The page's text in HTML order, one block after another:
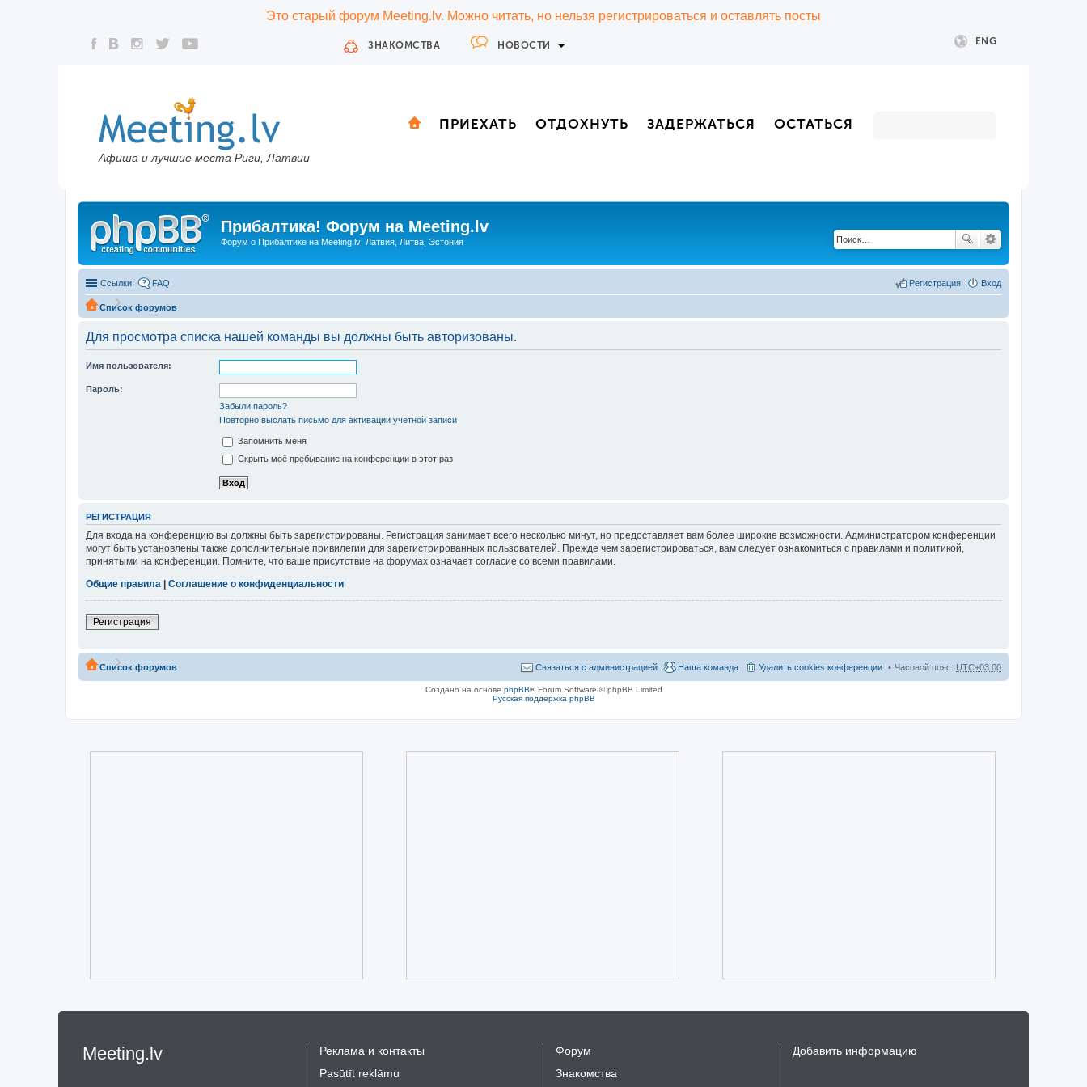
Это старый форум Meeting.lv. Можно читать, но нельзя регистрироваться и оставлять посты
ЗНАКОМСТВА НОВОСТИ ENG
Афиша и лучшие места Риги, Латвии
ПРИЕХАТЬ ОТДОХНУТЬ ЗАДЕРЖАТЬСЯ ОСТАТЬСЯ
Прибалтика! Форум на Meeting.lv
Форум о Прибалтике на Meeting.lv: Латвия, Литва, Эстония
Ссылки FAQ Вход
Регистрация
Список форумов
Для просмотра списка нашей команды вы должны быть авторизованы.
Имя пользователя:
Пароль:
Забыли пароль?
Повторно выслать письмо для активации учётной записи
Запомнить меня
Скрыть моё пребывание на конференции в этот раз
РЕГИСТРАЦИЯ
Для входа на конференцию вы должны быть зарегистрированы. Регистрация занимает всего несколько минут, но предоставляет вам более широкие возможности. Администратором конференции
могут быть установлены также дополнительные привилегии для зарегистрированных пользователей. Прежде чем зарегистрироваться, вам следует ознакомиться с правилами и политикой,
принятыми на конференции. Помните, что ваше присутствие на форумах означает согласие со всеми правилами.
Общие правила
Соглашение о конфиденциальности
Регистрация
Список форумов Часовой пояс: UTC+03:00
Удалить cookies конференции
Наша команда
Связаться с администрацией
Создано на основе phpBB® Forum Software © phpBB Limited
Русская поддержка phpBB
Meeting.lv
Реклама и контакты
Pasūtīt reklāmu
Форум
Знакомства
Добавить информацию